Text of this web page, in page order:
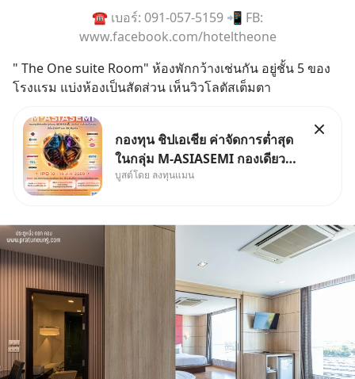
☎️ เบอร์: 091-057-5159 📲 FB:
www.facebook.com/hoteltheone
" The One suite Room" ห้องพักกว้างเช่นกัน อยู่ชั้น 5 ของ
โรงแรม แบ่งห้องเป็นสัดส่วน เห็นวิวโลตัสเต็มตา
กองทุน ชิปเอเชีย ค่าจัดการต่ำสุด
ในกลุ่ม M-ASIASEMI กองเดียว
ครบ มีทั้ง CXMT จากจีน TSMC
บูสต์โดย ลงทุนแมน